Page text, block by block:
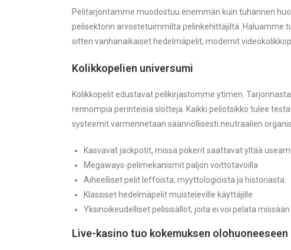
Pelitarjontamme muodostuu enemmän kuin tuhannen
pelisektorin arvostetuimmilta pelinkehittäjiltä. Haluamme
sitten vanhanaikaiset hedelmäpelit, modernit
Kolikkopelien universumi
Kolikkopelit edustavat pelikirjastomme ytimen.
rennompia perinteisiä slotteja. Kaikki peliotsikko tulee
systeemit varmennetaan säännöllisesti neutraalien
Kasvavat jackpotit, missä pokerit saattavat yltää
Megaways-pelimekanismit paljon voittotavoilla
Aiheelliset pelit leffoista, myyttologioista ja historiasta
Klassiset hedelmäpelit muisteleville käyttäjille
Yksinoikeudelliset pelisisällöt, joita ei voi pelata
Live-kasino tuo kokemuksen olohuoneeseen